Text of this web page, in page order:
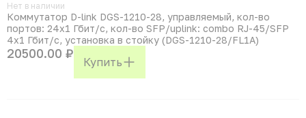
Нет в наличии
Коммутатор D-link DGS-1210-28, управляемый, кол-во
портов: 24x1 Гбит/с, кол-во SFP/uplink: combo RJ-45/SFP
4x1 Гбит/с, установка в стойку (DGS-1210-28/FL1A)
20500.00 ₽
Купить